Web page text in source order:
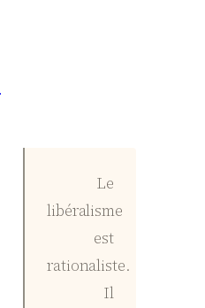
Le
libéralisme
est
rationaliste.
Il